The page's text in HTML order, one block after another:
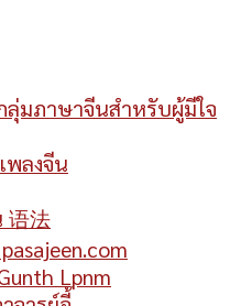
ลุ่มภาษาจีนสำหรับผู้มีใจ
พลงจีน
语法
Lpnm